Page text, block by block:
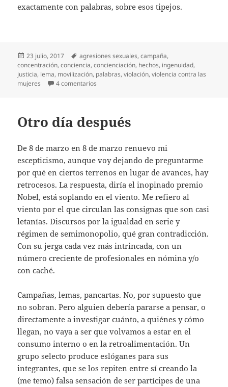
exactamente con palabras, sobre esos tipejos.
Publicado
el
23 julio, 2017 Etiquetas
agresiones sexuales,campaña,
concentración,conciencia,concienciación, hechos, ingenuidad,
justicia, lema, movilización, palabras,violación,violencia contra las
mujeres
4 comentarios
Otro día después
De 8 de marzo en 8 de marzo renuevo mi
escepticismo, aunque voy dejando de preguntarme
por qué en ciertos terrenos en lugar de avances, hay
retrocesos. La respuesta, diría el inopinado premio
Nobel, está soplando en el viento. Me refiero al
viento por el que circulan las consignas que son casi
letanías. Discursos por la igualdad en serie y
régimen de semimonopolio, qué gran contradicción.
Con su jerga cada vez más intrincada, con un
número creciente de profesionales en nómina y/o
con caché.
Campañas, lemas, pancartas. No, por supuesto que
no sobran. Pero alguien debería pararse a pensar, o
directamente a investigar cuánto, a quiénes y cómo
llegan, no vaya a ser que volvamos a estar en el
consumo interno o en la retroalimentación. Un
grupo selecto produce eslóganes para sus
integrantes, que se los repiten entre sí creando la
(me temo) falsa sensación de ser partícipes de una